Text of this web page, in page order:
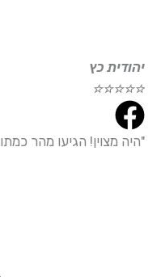
כץ
☆
☆
☆
מצוין! הגיעו מהר כמתוכנן" "